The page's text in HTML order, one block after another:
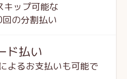
キップ可能な
の分割払い
ド払い
よるお支払いも可能で